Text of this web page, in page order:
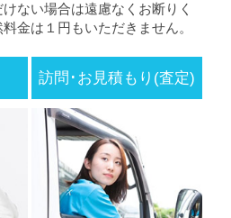
ない場合は遠慮なくお断りく
金は１円もいただきません。
訪問･お見積もり(査定)